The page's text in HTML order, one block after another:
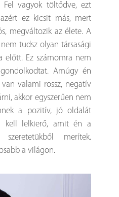
vagyok töltődve, ezt
ez kicsit más, mert
megváltozik az élete. A
tudsz olyan társasági
előtt. Ez számomra nem
Amúgy én
valami rossz, negatív
akkor egyszerűen nem
a pozitív, jó oldalát
kell lelkierő, amit én a
merítek.
a világon.